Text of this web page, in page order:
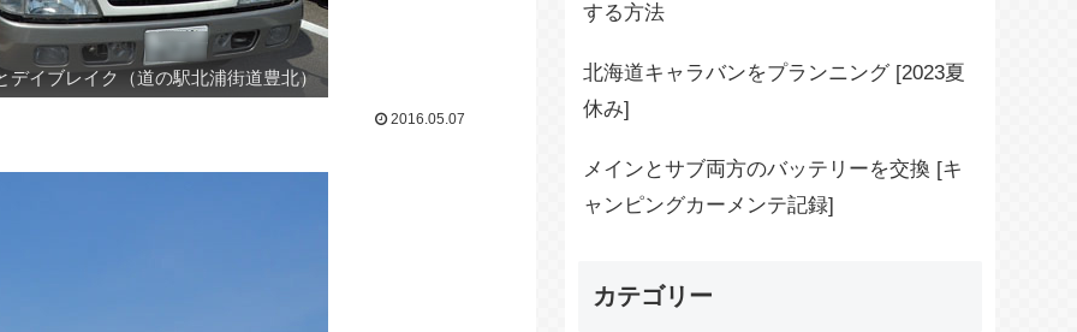
デイブレイク（道の駅北浦街道豊北）
2016.05.07
する方法
北海道キャラバンをプランニング [2023夏
休み]
メインとサブ両方のバッテリーを交換 [キ
ャンピングカーメンテ記録]
カテゴリー